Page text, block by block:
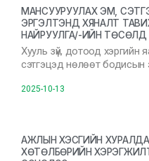
МАНСУУРУУЛАХ ЭМ,
ЭРГЭЛТЭНД ХЯНАЛТ
НАЙРУУЛГА/-ИЙН ТӨСӨЛД
Хууль зүй, дотоод хэргийн
сэтгэцэд нөлөөт бодисын
2025-10-13
АЖЛЫН ХЭСГИЙН
ХӨТӨЛБӨРИЙН